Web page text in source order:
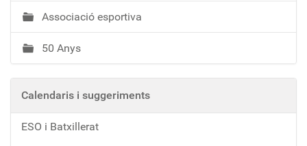
Associació esportiva
50 Anys
Calendaris i suggeriments
ESO i Batxillerat